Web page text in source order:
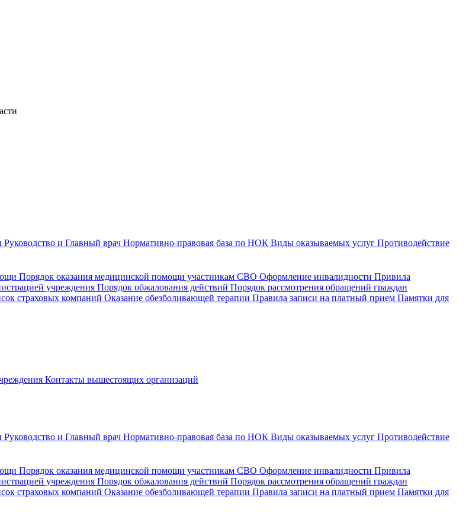
Руководство и Главный врач Нормативно-правовая база по НОК Виды оказываемых услуг Противодействие
Порядок оказания медицинской помощи участникам СВО Оформление инвалидности Привила
учреждения Порядок обжалования действий Порядок рассмотрения обращений граждан
страховых компаний Оказание обезболивающей терапии Правила записи на платный прием Памятки для
Контакты вышестоящих организаций
Руководство и Главный врач Нормативно-правовая база по НОК Виды оказываемых услуг Противодействие
Порядок оказания медицинской помощи участникам СВО Оформление инвалидности Привила
учреждения Порядок обжалования действий Порядок рассмотрения обращений граждан
страховых компаний Оказание обезболивающей терапии Правила записи на платный прием Памятки для